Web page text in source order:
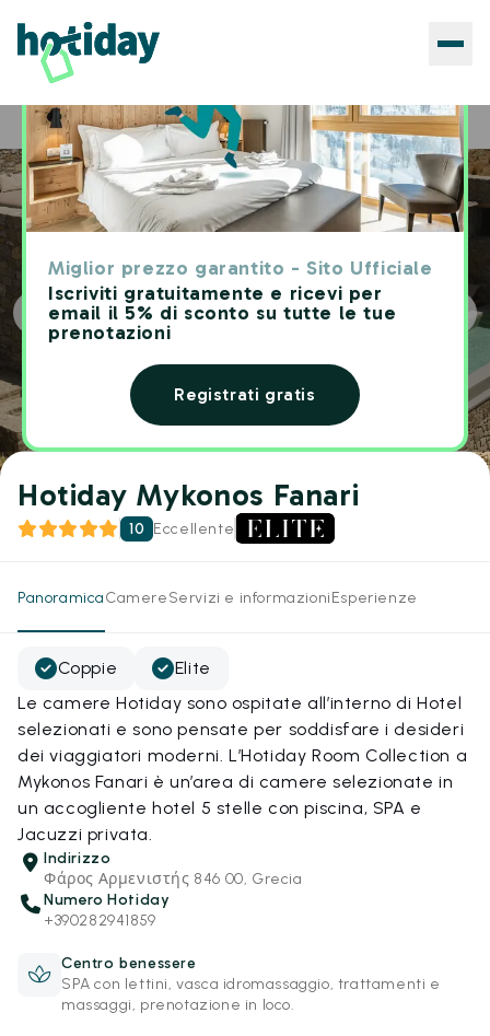
Miglior prezzo garantito - Sito Ufficiale
Iscriviti gratuitamente e ricevi per
email il 5% di sconto su tutte le tue
prenotazioni
Registrati gratis
Home Hotels Hotiday Mykonos Fanari
Hotiday Mykonos Fanari
10 Eccellente
PanoramicaCamereServizi e informazioniEsperienze
Coppie
Elite
Le camere Hotiday sono ospitate all’interno di Hotel
selezionati e sono pensate per soddisfare i desideri
dei viaggiatori moderni. L’Hotiday Room Collection a
Mykonos Fanari è un’area di camere selezionate in
un accogliente hotel 5 stelle con piscina, SPA e
Jacuzzi privata.
Indirizzo
Φάρος Αρμενιστής 846 00, Grecia
Numero Hotiday
+390282941859
Centro benessere
SPA con lettini, vasca idromassaggio, trattamenti e
massaggi, prenotazione in loco.